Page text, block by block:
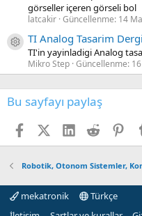
görseller içeren görseli bol
latcakir Güncellenme: 14
Kaynak ikon/amblem
TI Analog Tasarim
TI'in yayinladigi Analog
Mikro Step Güncellenme:
Bu sayfayı paylaş
FacebookX (Twitter)
LinkedIn
Reddit
Robotik, Otonom Sistemler,
mekatronik
Türkçe